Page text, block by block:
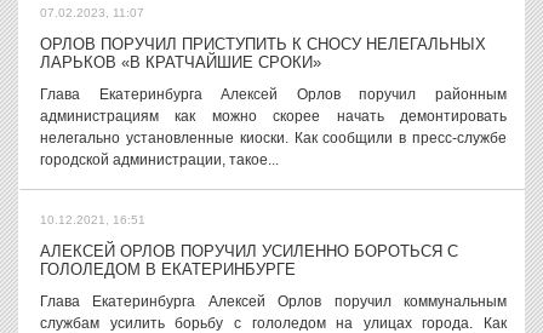
07.02.2023, 11:07
ОРЛОВ ПОРУЧИЛ ПРИСТУПИТЬ К СНОСУ НЕЛЕГАЛЬНЫХ
ЛАРЬКОВ «В КРАТЧАЙШИЕ СРОКИ»
Глава Екатеринбурга Алексей Орлов поручил районным
администрациям как можно скорее начать демонтировать
нелегально установленные киоски. Как сообщили в пресс-службе
городской администрации, такое...
10.12.2021, 16:51
АЛЕКСЕЙ ОРЛОВ ПОРУЧИЛ УСИЛЕННО БОРОТЬСЯ С
ГОЛОЛЕДОМ В ЕКАТЕРИНБУРГЕ
Глава Екатеринбурга Алексей Орлов поручил коммунальным
службам усилить борьбу с гололедом на улицах города. Как